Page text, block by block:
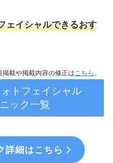
ェイシャルできるおす
載や掲載内容の修正はこちら 。
トフェイシャル
ック一覧
詳細はこちら